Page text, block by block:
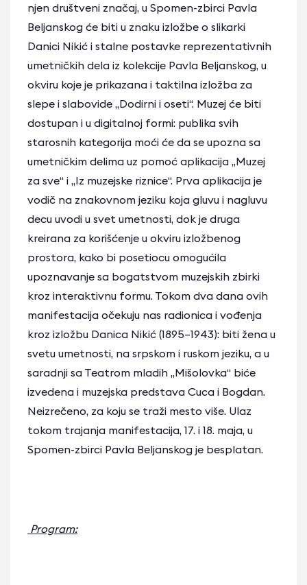
njen društveni značaj, u Spomen-zbirci Pavla
Beljanskog će biti u znaku izložbe o slikarki
Danici Nikić i stalne postavke reprezentativnih
umetničkih dela iz kolekcije Pavla Beljanskog, u
okviru koje je prikazana i taktilna izložba za
slepe i slabovide „Dodirni i oseti“. Muzej će biti
dostupan i u digitalnoj formi: publika svih
starosnih kategorija moći će da se upozna sa
umetničkim delima uz pomoć aplikacija „Muzej
za sve“ i „Iz muzejske riznice“. Prva aplikacija je
vodič na znakovnom jeziku koja gluvu i nagluvu
decu uvodi u svet umetnosti, dok je druga
kreirana za korišćenje u okviru izložbenog
prostora, kako bi posetiocu omogućila
upoznavanje sa bogatstvom muzejskih zbirki
kroz interaktivnu formu. Tokom dva dana ovih
manifestacija očekuju nas radionica i vođenja
kroz izložbu Danica Nikić (1895–1943): biti žena u
svetu umetnosti, na srpskom i ruskom jeziku, a u
saradnji sa Teatrom mladih „Mišolovka“ biće
izvedena i muzejska predstava Cuca i Bogdan.
Neizrečeno, za koju se traži mesto više. Ulaz
tokom trajanja manifestacija, 17. i 18. maja, u
Spomen-zbirci Pavla Beljanskog je besplatan.
Program: